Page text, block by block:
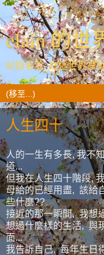
elain 的世
紀錄著我- 在這世界裡
人生四十
人的一生有多長, 我不
道...
但我在人生四十階段,
母給的已經用盡, 該給
些什麼??
接近的那一瞬間, 我想
想過什麼樣的生活, 與
面...
我告訴自己, 每年生日